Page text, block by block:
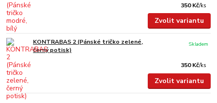
350 Kč/ks
Zvolit variantu
KONTRABAS 2 (Pánské tričko zelené,
černý potisk)
350 Kč/ks
Skladem
Zvolit variantu